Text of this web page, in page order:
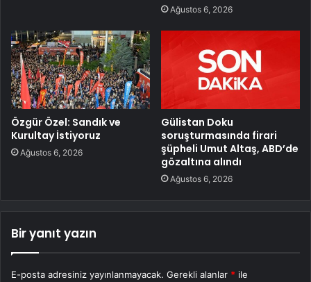
Ağustos 6, 2026
Özgür Özel: Sandık ve
Kurultay İstiyoruz
Ağustos 6, 2026
Gülistan Doku
soruşturmasında firari
şüpheli Umut Altaş, ABD’de
gözaltına alındı
Ağustos 6, 2026
Bir yanıt yazın
E-posta adresiniz yayınlanmayacak. Gerekli alanlar * ile